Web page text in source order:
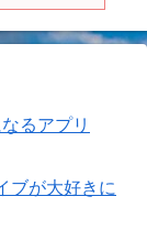
るアプリ
が大好きに